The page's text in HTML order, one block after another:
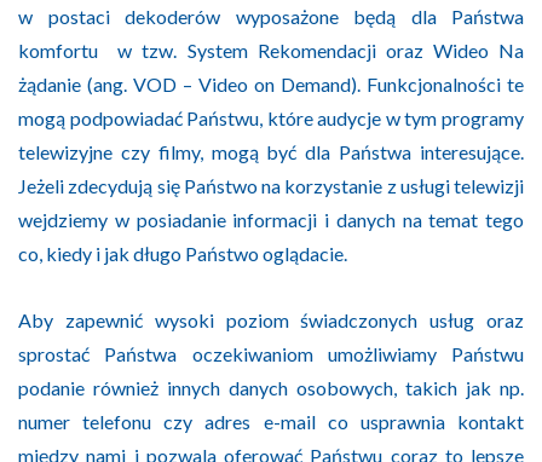
w postaci dekoderów wyposażone będą dla Państwa
komfortu w tzw. System Rekomendacji oraz Wideo Na
żądanie (ang. VOD – Video on Demand). Funkcjonalności te
mogą podpowiadać Państwu, które audycje w tym programy
telewizyjne czy filmy, mogą być dla Państwa interesujące.
Jeżeli zdecydują się Państwo na korzystanie z usługi telewizji
wejdziemy w posiadanie informacji i danych na temat tego
co, kiedy i jak długo Państwo oglądacie.
Aby zapewnić wysoki poziom świadczonych usług oraz
sprostać Państwa oczekiwaniom umożliwiamy Państwu
podanie również innych danych osobowych, takich jak np.
numer telefonu czy adres e-mail co usprawnia kontakt
między nami i pozwala oferować Państwu coraz to lepsze